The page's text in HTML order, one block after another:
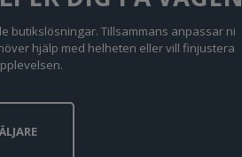
butikslösningar. Tillsammans anpassar ni
hjälp med helheten eller vill finjustera